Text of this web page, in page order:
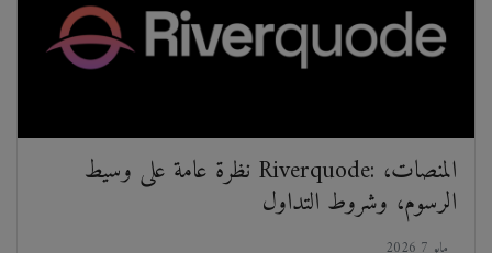
نظرة عامة على وسيط Riverquode: المنصات،
الرسوم، وشروط التداول